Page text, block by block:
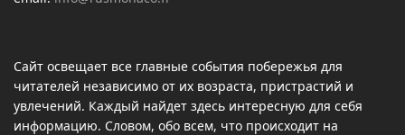
Сайт освещает все главные события побережья для
читателей независимо от их возраста, пристрастий и
увлечений. Каждый найдет здесь интересную для себя
информацию. Словом, обо всем, что происходит на